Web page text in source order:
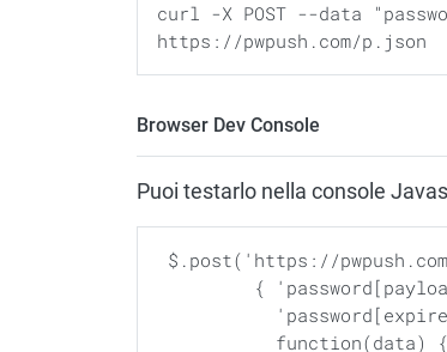
curl -X POST --data
Browser Dev Console
Puoi testarlo nella console